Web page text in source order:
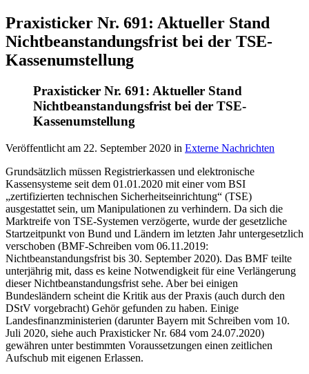
Praxisticker Nr. 691: Aktueller Stand
Nichtbeanstandungsfrist bei der TSE-
Kassenumstellung
Praxisticker Nr. 691: Aktueller Stand
Nichtbeanstandungsfrist bei der TSE-
Kassenumstellung
Veröffentlicht am 22. September 2020 in Externe Nachrichten
Grundsätzlich müssen Registrierkassen und elektronische
Kassensysteme seit dem 01.01.2020 mit einer vom BSI
„zertifizierten technischen Sicherheitseinrichtung“ (TSE)
ausgestattet sein, um Manipulationen zu verhindern. Da sich die
Marktreife von TSE-Systemen verzögerte, wurde der gesetzliche
Startzeitpunkt von Bund und Ländern im letzten Jahr untergesetzlich
verschoben (BMF-Schreiben vom 06.11.2019:
Nichtbeanstandungsfrist bis 30. September 2020). Das BMF teilte
unterjährig mit, dass es keine Notwendigkeit für eine Verlängerung
dieser Nichtbeanstandungsfrist sehe. Aber bei einigen
Bundesländern scheint die Kritik aus der Praxis (auch durch den
DStV vorgebracht) Gehör gefunden zu haben. Einige
Landesfinanzministerien (darunter Bayern mit Schreiben vom 10.
Juli 2020, siehe auch Praxisticker Nr. 684 vom 24.07.2020)
gewähren unter bestimmten Voraussetzungen einen zeitlichen
Aufschub mit eigenen Erlassen.